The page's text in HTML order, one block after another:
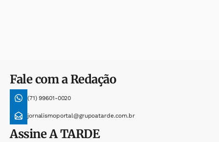
Fale com a Redação
(71) 99601-0020
jornalismoportal@grupoatarde.com.br
AssineA TARDE